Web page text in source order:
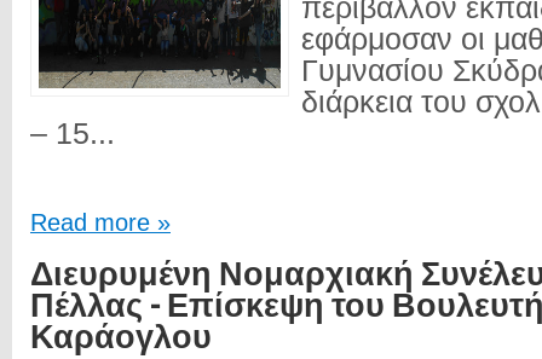
περιβάλλον
εφάρμοσαν οι
Γυμνασίου
διάρκεια του
– 15...
Read more »
Διευρυμένη Νομαρχιακή
Πέλλας - Επίσκεψη του
Καράογλου